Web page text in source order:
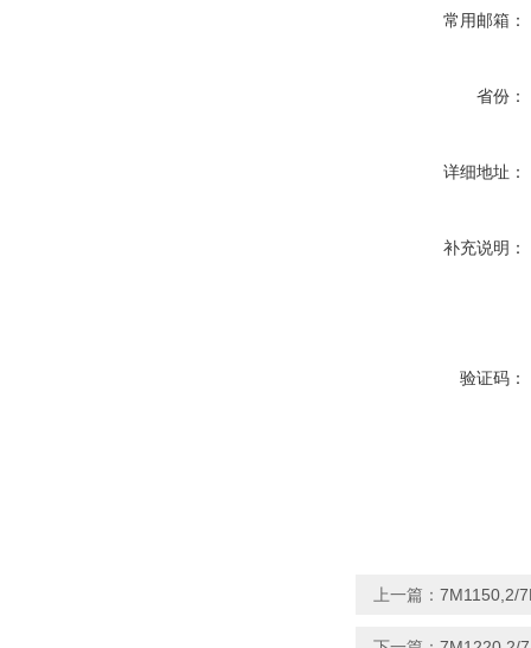
常用邮箱：
省份：
详细地址：
补充说明：
验证码：
上一篇： 7M1150,2/